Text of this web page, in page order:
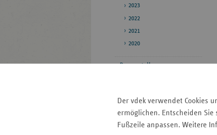
Der vdek verwendet Cookies
ermöglichen. Entscheiden
Fußzeile anpassen. Weitere
2023
2022
2021
2020
Pressestelle
Daten zum
Gesundheitswesen